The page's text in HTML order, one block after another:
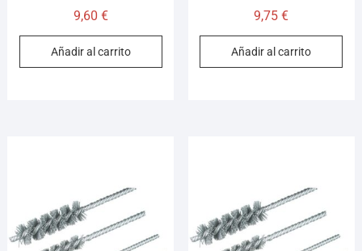
9,60 €
Añadir al carrito
9,75€
Añadir al carrito